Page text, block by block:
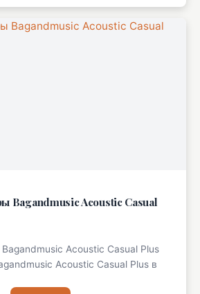
Bagandmusic Acoustic Casual
Acoustic Casual Plus
Acoustic Casual Plus в